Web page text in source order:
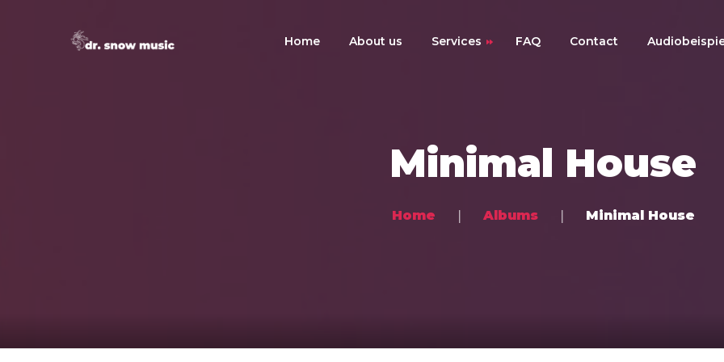
Home About us Services
Online-Musikproduktion
Preise
FAQ Contact
Minimal House
Home Albums Minimal House